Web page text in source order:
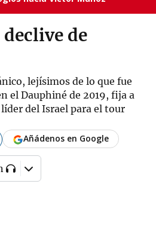
de
lejísimos de lo que fue
el Dauphiné de 2019, fija a
del Israel para el tour
Añádenos en Google